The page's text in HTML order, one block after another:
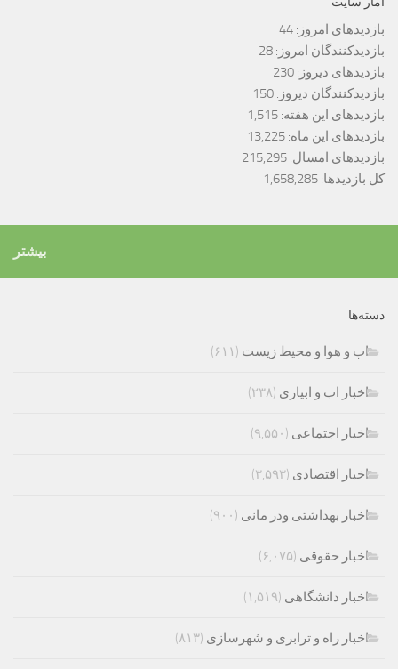
بازدیدهای امروز: 44
بازدیدکنندگان امروز: 28
بازدیدهای دیروز: 230
بازدیدکنندگان دیروز: 150
بازدیدهای این هفته: 1,515
بازدیدهای این ماه: 13,225
بازدیدهای امسال: 215,295
کل بازدیدها: 1,658,285
بیشتر
دسته‌ها
اب و هوا و محیط زیست (۶۱۱)
اخبار اب و ابیاری (۲۳۸)
اخبار اجتماعی (۹,۵۵۰)
اخبار اقتصادی (۳,۵۹۳)
اخبار بهداشتی ودر مانی (۹۰۰)
اخبار حقوقی (۶,۰۷۵)
اخبار دانشگاهی (۱,۵۱۹)
اخبار راه و ترابری و شهرسازی (۸۱۳)